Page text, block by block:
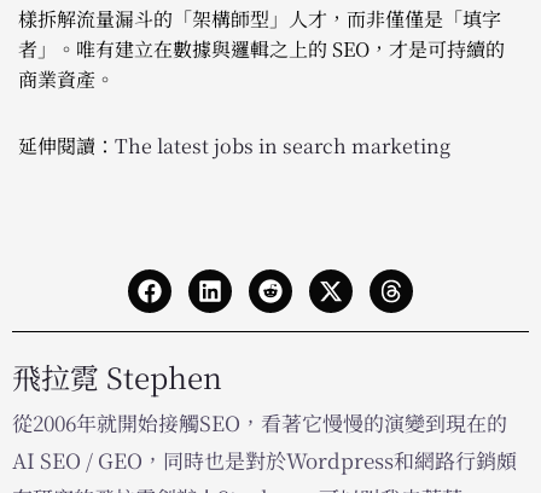
樣拆解流量漏斗的「架構師型」人才，而非僅僅是「填字
者」。唯有建立在數據與邏輯之上的 SEO，才是可持續的
商業資產。
延伸閱讀： The latest jobs in search marketing
飛拉霓 Stephen
從2006年就開始接觸SEO，看著它慢慢的演變到現在的
AI SEO / GEO，同時也是對於Wordpress和網路行銷頗